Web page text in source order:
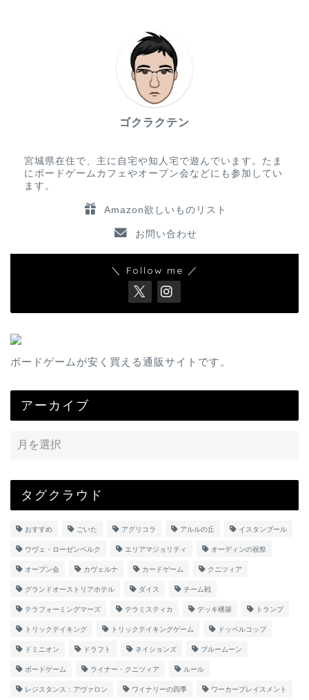
ゴクラクテン
宮城県在住で、主に自宅や知人宅で遊んでいます。たま
にボードゲームカフェやオープン会などにも参加してい
ます。
Amazon欲しいものリスト
お問い合わせ
＼ Follow me ／
ボードゲームが安く買える通販サイトです。
アーカイブ
タグクラウド
おすすめ ごいた アグリコラ アルルの丘 イスタンブール
ウヴェ・ローゼンベルク エリアマジョリティ オーディンの祝祭
オープン会 カヴェルナ カードゲーム クニツィア
グランドオーストリアホテル ダイス チーム戦
テラフォーミングマーズ テラミスティカ デッキ構築 トランプ
トリックテイキング トリックテイキングゲーム ドッペルコップ
ドミニオン ドラフト ネイションズ ブルームーン
ボードゲーム ライナー・クニツィア ルール
レジスタンス：アヴァロン ワイナリーの四季 ワーカープレイスメント